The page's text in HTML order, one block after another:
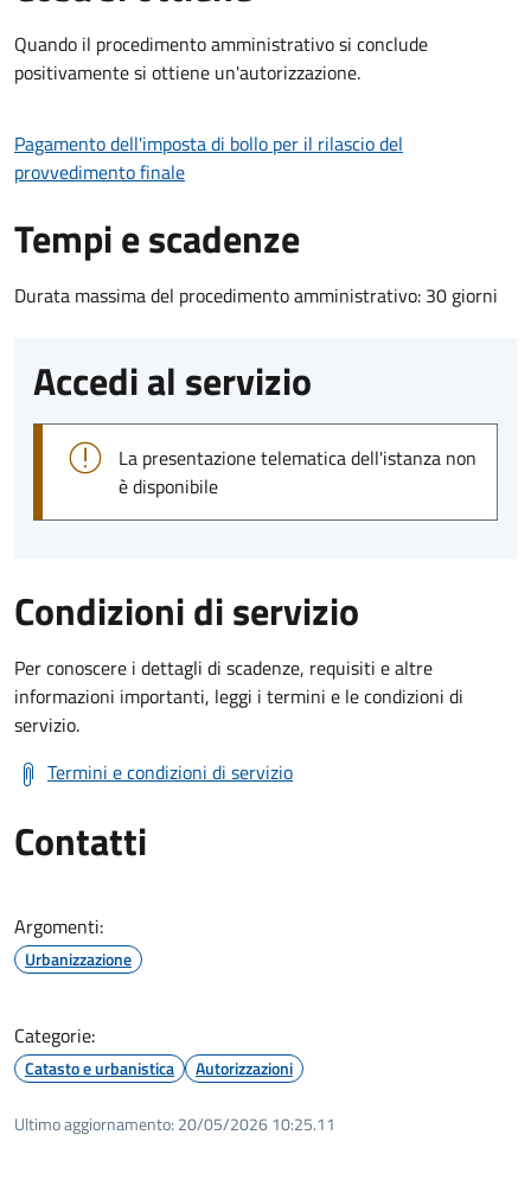
Quando il procedimento amministrativo si conclude
positivamente si ottiene un'autorizzazione.
Pagamento dell'imposta di bollo per il rilascio del
provvedimento finale
Tempi e scadenze
Durata massima del procedimento amministrativo: 30 giorni
Accedi al servizio
La presentazione telematica dell'istanza non
è disponibile
Condizioni di servizio
Per conoscere i dettagli di scadenze, requisiti e altre
informazioni importanti, leggi i termini e le condizioni di
servizio.
Termini e condizioni di servizio
Contatti
Argomenti:
Urbanizzazione
Categorie:
Catasto e urbanistica Autorizzazioni
Ultimo aggiornamento: 20/05/2026 10:25.11